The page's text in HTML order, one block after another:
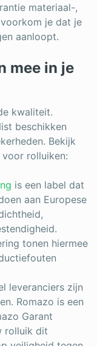
materiaal-,
je dat je
aanloopt.
mee in je
kwaliteit.
beschikken
Bekijk
rolluiken:
is een label dat
aan Europese
tonen hiermee
leveranciers zijn
Romazo is een
Garant
rolluik dit